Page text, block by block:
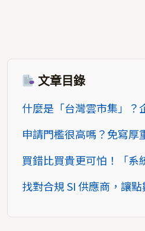
文章目錄
什麼是「台灣雲市集」？
申請門檻很高嗎？免寫厚
買錯比買貴更可怕！「
找對合規 SI 供應商，讓